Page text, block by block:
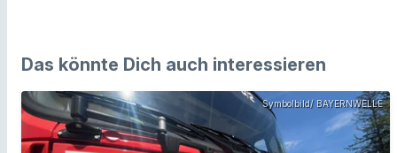
Das könnte Dich auch interessieren
Symbolbild/ BAYERNWELLE